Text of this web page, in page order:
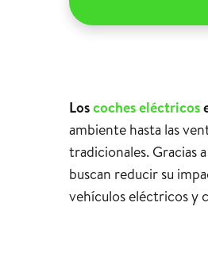
Loscoches eléctricos
ambiente hasta las
tradicionales. Gracias
buscan reducir su
vehículos eléctricos y